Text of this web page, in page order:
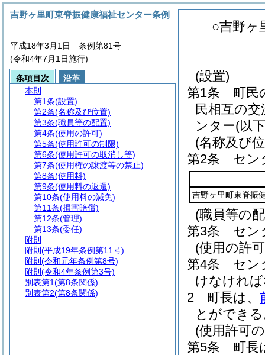
○吉野ヶ
(設置)
第1条
町民
民相互の
ンター(以
(名称及び
第2条
セン
吉野ヶ里町東脊振
(職員等の
第3条
セン
(使用の許
第4条
セン
けなけれ
2
町長は、
とができ
(使用許可
第5条
町長
吉野ヶ里町東脊振健康福祉センター条例
平成18年3月1日 条例第81号
(令和4年7月1日施行)
条項目次
沿革
本則
第1条(設置)
第2条(名称及び位置)
第3条(職員等の配置)
第4条(使用の許可)
第5条(使用許可の制限)
第6条(使用許可の取消し等)
第7条(使用権の譲渡等の禁止)
第8条(使用料)
第9条(使用料の返還)
第10条(使用料の減免)
第11条(損害賠償)
第12条(管理)
第13条(委任)
附則
附則 (平成19年条例第11号)
附則 (令和元年条例第8号)
附則 (令和4年条例第3号)
別表第1(第8条関係)
別表第2(第8条関係)